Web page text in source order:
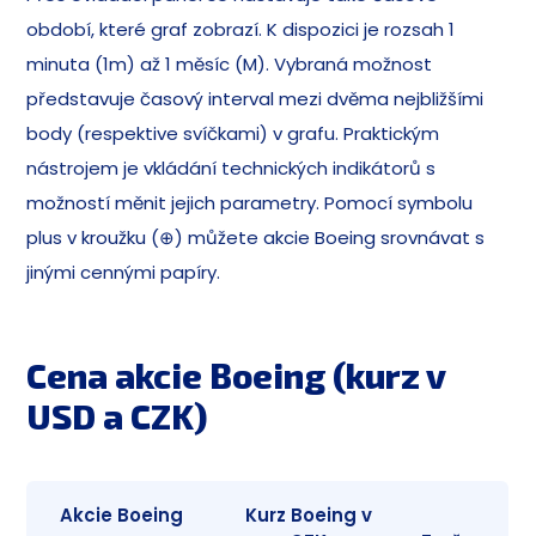
období, které graf zobrazí. K dispozici je rozsah 1
minuta (1m) až 1 měsíc (M). Vybraná možnost
představuje časový interval mezi dvěma nejbližšími
body (respektive svíčkami) v grafu. Praktickým
nástrojem je vkládání technických indikátorů s
možností měnit jejich parametry. Pomocí symbolu
plus v kroužku (⊕) můžete akcie Boeing srovnávat s
jinými cennými papíry.
Cena akcie Boeing (kurz v
USD a CZK)
Akcie Boeing
Kurz Boeing v